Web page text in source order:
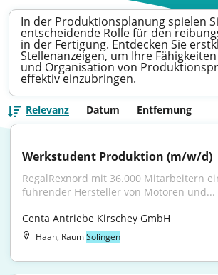
In der Produktionsplanung spielen
entscheidende Rolle für den
in der Fertigung. Entdecken Sie
Stellenanzeigen, um Ihre
und Organisation von
effektiv einzubringen.
Relevanz Datum Entfernung
Werkstudent Produktion (m/w/d)
RegalRexnord mit 36.000 Mitarbeitern
führender Hersteller von Motoren und...
Centa Antriebe Kirschey GmbH
Haan, RaumSolingen